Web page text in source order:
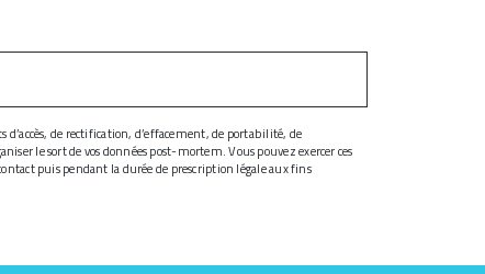
d’accès, de rectification, d’effacement, de portabilité, de
le sort de vos données post-mortem. Vous pouvez exercer ces
puis pendant la durée de prescription légale aux fins